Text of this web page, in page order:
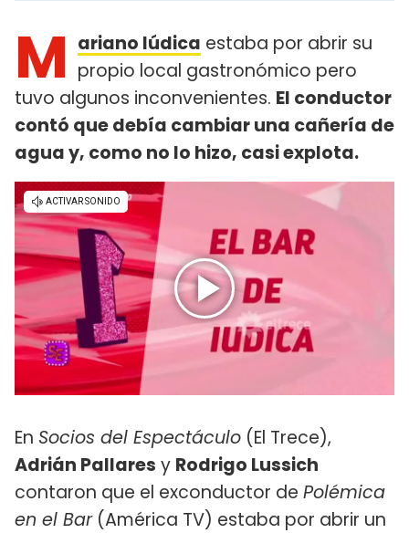
M ariano Iúdica estaba por abrir su
propio local gastronómico pero
tuvo algunos inconvenientes. El conductor
contó que debía cambiar una cañería de
agua y, como no lo hizo, casi explota.
En Socios del Espectáculo (El Trece),
Adrián Pallares y Rodrigo Lussich
contaron que el exconductor de Polémica
en el Bar(América TV) estaba por abrir un